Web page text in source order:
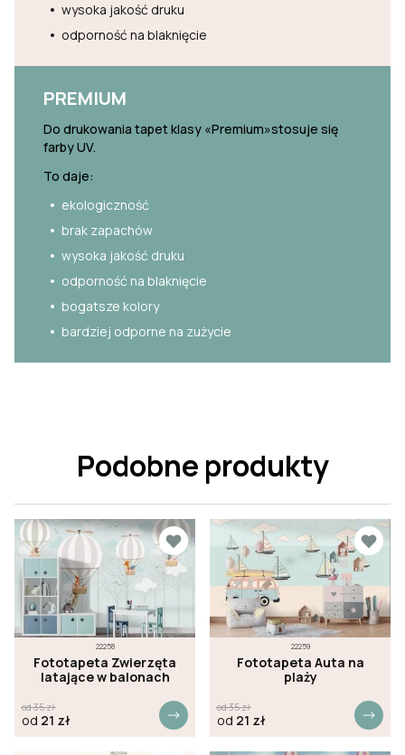
wysoka jakość druku
odporność na blaknięcie
PREMIUM
Do drukowania tapet klasy «Premium»stosuje się
farby UV.
To daje:
ekologiczność
brak zapachów
wysoka jakość druku
odporność na blaknięcie
bogatsze kolory
bardziej odporne na zużycie
Podobne produkty
22258
Fototapeta Zwierzęta
latające w balonach
od35zł
od 21 zł
22259
Fototapeta Auta na
plaży
od35zł
od 21 zł